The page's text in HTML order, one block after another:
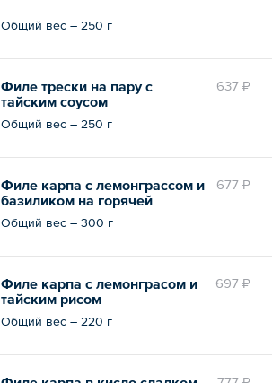
Общий вес – 250 г
637 ₽
Филе трески на пару с
тайским соусом
Общий вес – 250 г
677 ₽
Филе карпа с лемонграссом и
базиликом на горячей
сковороде
Общий вес – 300 г
697 ₽
Филе карпа с лемонграсом и
тайским рисом
Общий вес – 220 г